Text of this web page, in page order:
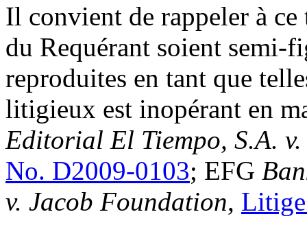
Il convient de rappeler à
du Requérant soient semi-
reproduites en tant que
litigieux est inopérant en
Editorial El Tiempo, S.A.
No. D2009-0103; EFG
v. Jacob Foundation,